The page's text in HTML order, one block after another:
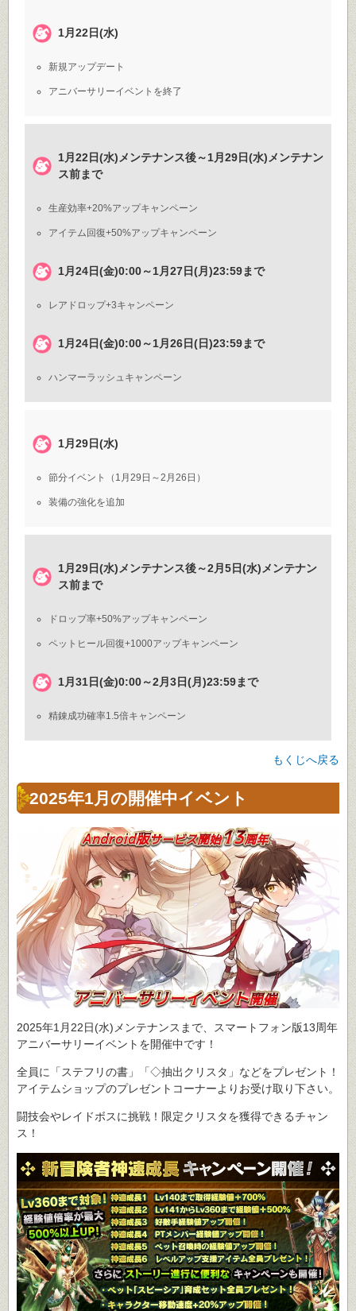
1月22日(水)
新規アップデート
アニバーサリーイベントを終了
1月22日(水)メンテナンス後～1月29日(水)メンテナン
ス前まで
生産効率+20%アップキャンペーン
アイテム回復+50%アップキャンペーン
1月24日(金)0:00～1月27日(月)23:59まで
レアドロップ+3キャンペーン
1月24日(金)0:00～1月26日(日)23:59まで
ハンマーラッシュキャンペーン
1月29日(水)
節分イベント（1月29日～2月26日）
装備の強化を追加
1月29日(水)メンテナンス後～2月5日(水)メンテナン
ス前まで
ドロップ率+50%アップキャンペーン
ペットヒール回復+1000アップキャンペーン
1月31日(金)0:00～2月3日(月)23:59まで
精錬成功確率1.5倍キャンペーン
もくじへ戻る
2025年1月の開催中イベント
2025年1月22日(水)メンテナンスまで、スマートフォン版13周年
アニバーサリーイベントを開催中です！
全員に「ステフリの書」「◇抽出クリスタ」などをプレゼント！
アイテムショップのプレゼントコーナーよりお受け取り下さい。
闘技会やレイドボスに挑戦！限定クリスタを獲得できるチャン
ス！